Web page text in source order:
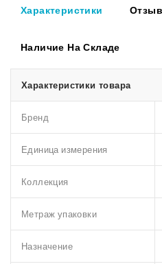
Характеристики
Наличие На Складе
Характеристики товара
Бренд
Единица измерения
Коллекция
Метраж упаковки
Назначение